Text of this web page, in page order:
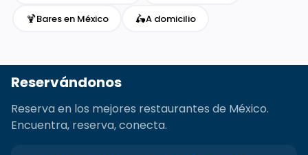
🍹Bares en México 🛵A domicilio
Reservándonos
Reserva en los mejores restaurantes de México.
Encuentra, reserva, conecta.